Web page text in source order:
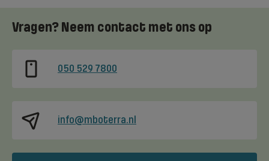
Vragen? Neem contact met ons op
050 529 7800
info@mboterra.nl